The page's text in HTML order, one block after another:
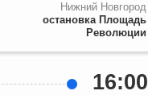
Нижний Новгород
остановка Площадь
Революции
16:00